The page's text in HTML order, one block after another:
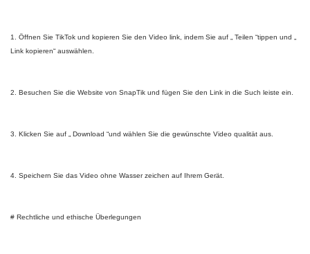
1. Öffnen Sie TikTok und kopieren Sie den Video link, indem Sie auf „ Teilen “tippen und „
Link kopieren“ auswählen.
2. Besuchen Sie die Website von SnapTik und fügen Sie den Link in die Such leiste ein.
3. Klicken Sie auf „ Download “und wählen Sie die gewünschte Video qualität aus.
4. Speichern Sie das Video ohne Wasser zeichen auf Ihrem Gerät.
# Rechtliche und ethische Überlegungen